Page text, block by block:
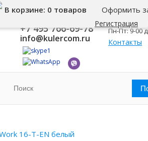
Регистрация
В корзине: 0 товаров Оформить
8 800 500-345-1
+7 495 766-69-78
info@kulercom.ru
Москва
Пн-Пт: 9-00
Контакты
16-T-EN белый